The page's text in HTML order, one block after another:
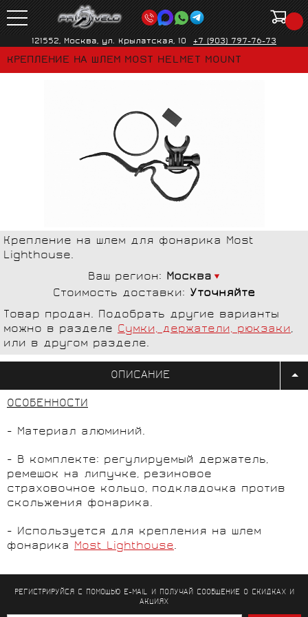
121552, Москва, ул. Крылатская, 10 +7 (903) 797-76-73
КРЕПЛЕНИЕ НА ШЛЕМ MOST HELMET MOUNT
Крепление на шлем для фонарика Most
Lighthouse.
Ваш регион: Москва
Стоимость доставки: Уточняйте
Товар продан. Подобрать другие варианты
можно в разделе Сумки, держатели, рюкзаки,
или в другом разделе.
ОПИСАНИЕ
ОСОБЕННОСТИ
- Материал алюминий.
- В комплекте: регулируемый держатель,
ремешок на липучке, резиновое
страховочное кольцо, подкладочка против
скольжения фонарика.
- Используется для крепления на шлем
фонарика Most Lighthouse.
РЕГИСТРИРУЙСЯ С ПОМОЩЬЮ E-MAIL И ПОЛУЧАЙ СООБЩЕНИЕО СКИДКАХ И
АКЦИЯХ